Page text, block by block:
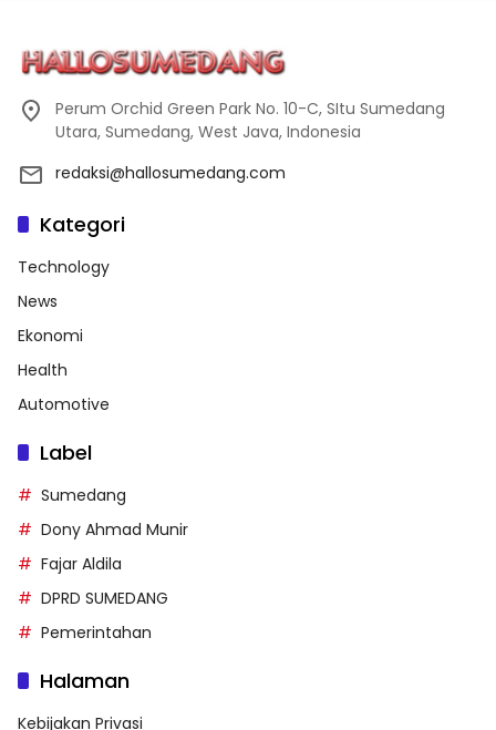
Perum Orchid Green Park No. 10-C, SItu Sumedang
Utara, Sumedang, West Java, Indonesia
redaksi@hallosumedang.com
Kategori
Technology
News
Ekonomi
Health
Automotive
Label
Sumedang
Dony Ahmad Munir
Fajar Aldila
DPRD SUMEDANG
Pemerintahan
Halaman
Kebijakan Privasi